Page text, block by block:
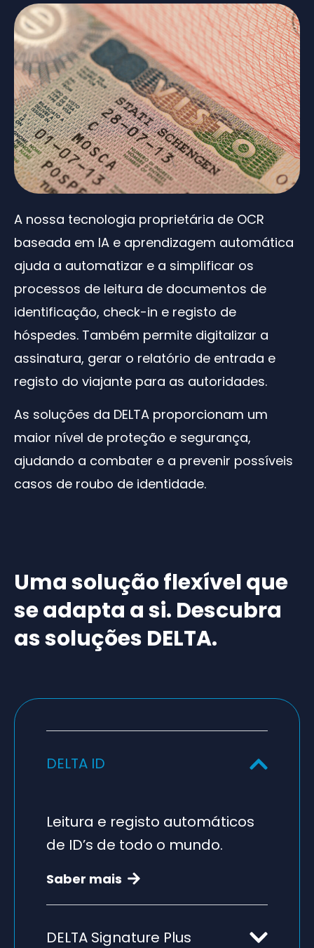
A nossa tecnologia proprietária de OCR
baseada em IA e aprendizagem automática
ajuda a automatizar e a simplificar os
processos de leitura de documentos de
identificação, check-in e registo de
hóspedes. Também permite digitalizar a
assinatura, gerar o relatório de entrada e
registo do viajante para as autoridades.
As soluções da DELTA proporcionam um
maior nível de proteção e segurança,
ajudando a combater e a prevenir possíveis
casos de roubo de identidade.
Uma solução flexível que
se adapta a si. Descubra
as soluções DELTA.
DELTA ID
Leitura e registo automáticos
de ID’s de todo o mundo.
Saber mais
DELTA Signature Plus